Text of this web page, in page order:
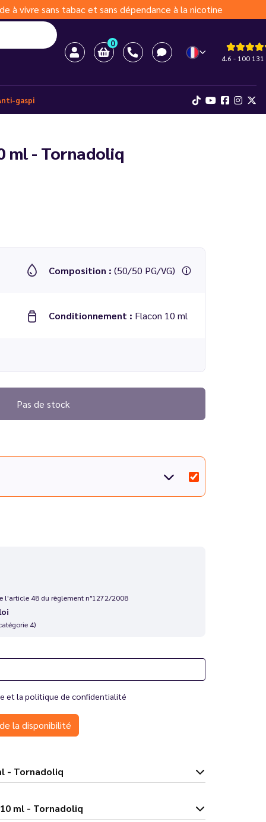
à vivre sans tabac et sans dépendance à la nicotine
0
4.6 - 100 131
gaspi
ml - Tornadoliq
Composition : (50/50 PG/VG)
Conditionnement : Flacon 10 ml
Pas de stock
l'article 48 du règlement n°1272/2008
4)
et la politique de confidentialité
la disponibilité
ml - Tornadoliq
10 ml - Tornadoliq